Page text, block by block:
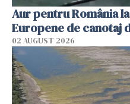
Aur pentru România
Europene de canotaj
02 AUGUST 2026